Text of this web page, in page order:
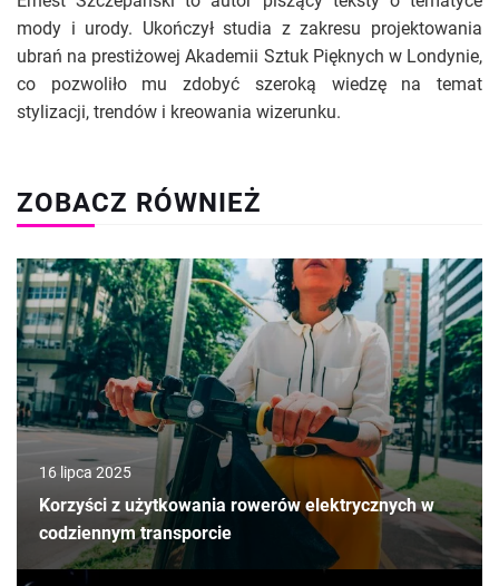
mody i urody. Ukończył studia z zakresu projektowania
ubrań na prestiżowej Akademii Sztuk Pięknych w Londynie,
co pozwoliło mu zdobyć szeroką wiedzę na temat
stylizacji, trendów i kreowania wizerunku.
ZOBACZ RÓWNIEŻ
16 lipca 2025
Korzyści z użytkowania rowerów elektrycznych w
codziennym transporcie